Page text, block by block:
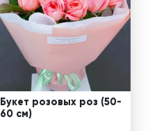
Букет розовых роз (50-
60 см)